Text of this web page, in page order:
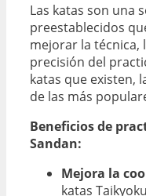
Las katas son una
preestablecidos
mejorar la técnica,
precisión del
katas que existen,
de las más
Beneficios de
Sandan:
Mejora la
katas